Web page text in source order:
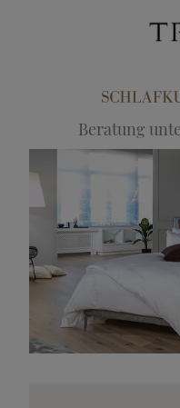
Beratung